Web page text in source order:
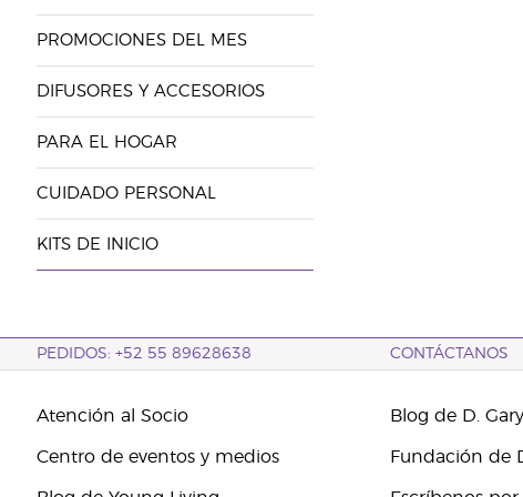
PROMOCIONES DEL MES
DIFUSORES Y ACCESORIOS
PARA EL HOGAR
CUIDADO PERSONAL
KITS DE INICIO
PEDIDOS: +52 55 89628638 CONTÁCTANOS
Atención al Socio
Centro de eventos y medios
Blog de D.
Fundación de